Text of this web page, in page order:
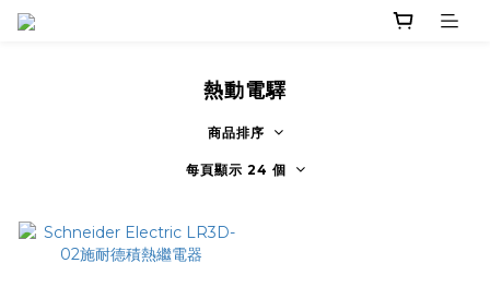
熱動電驛
商品排序
每頁顯示 24 個